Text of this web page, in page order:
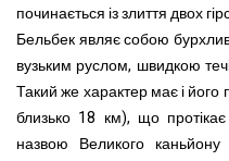
починається із злиття двох
Бельбек являє собою
вузьким руслом, швидкою
Такий же характер має і його
близько 18 км), що
назвою Великого